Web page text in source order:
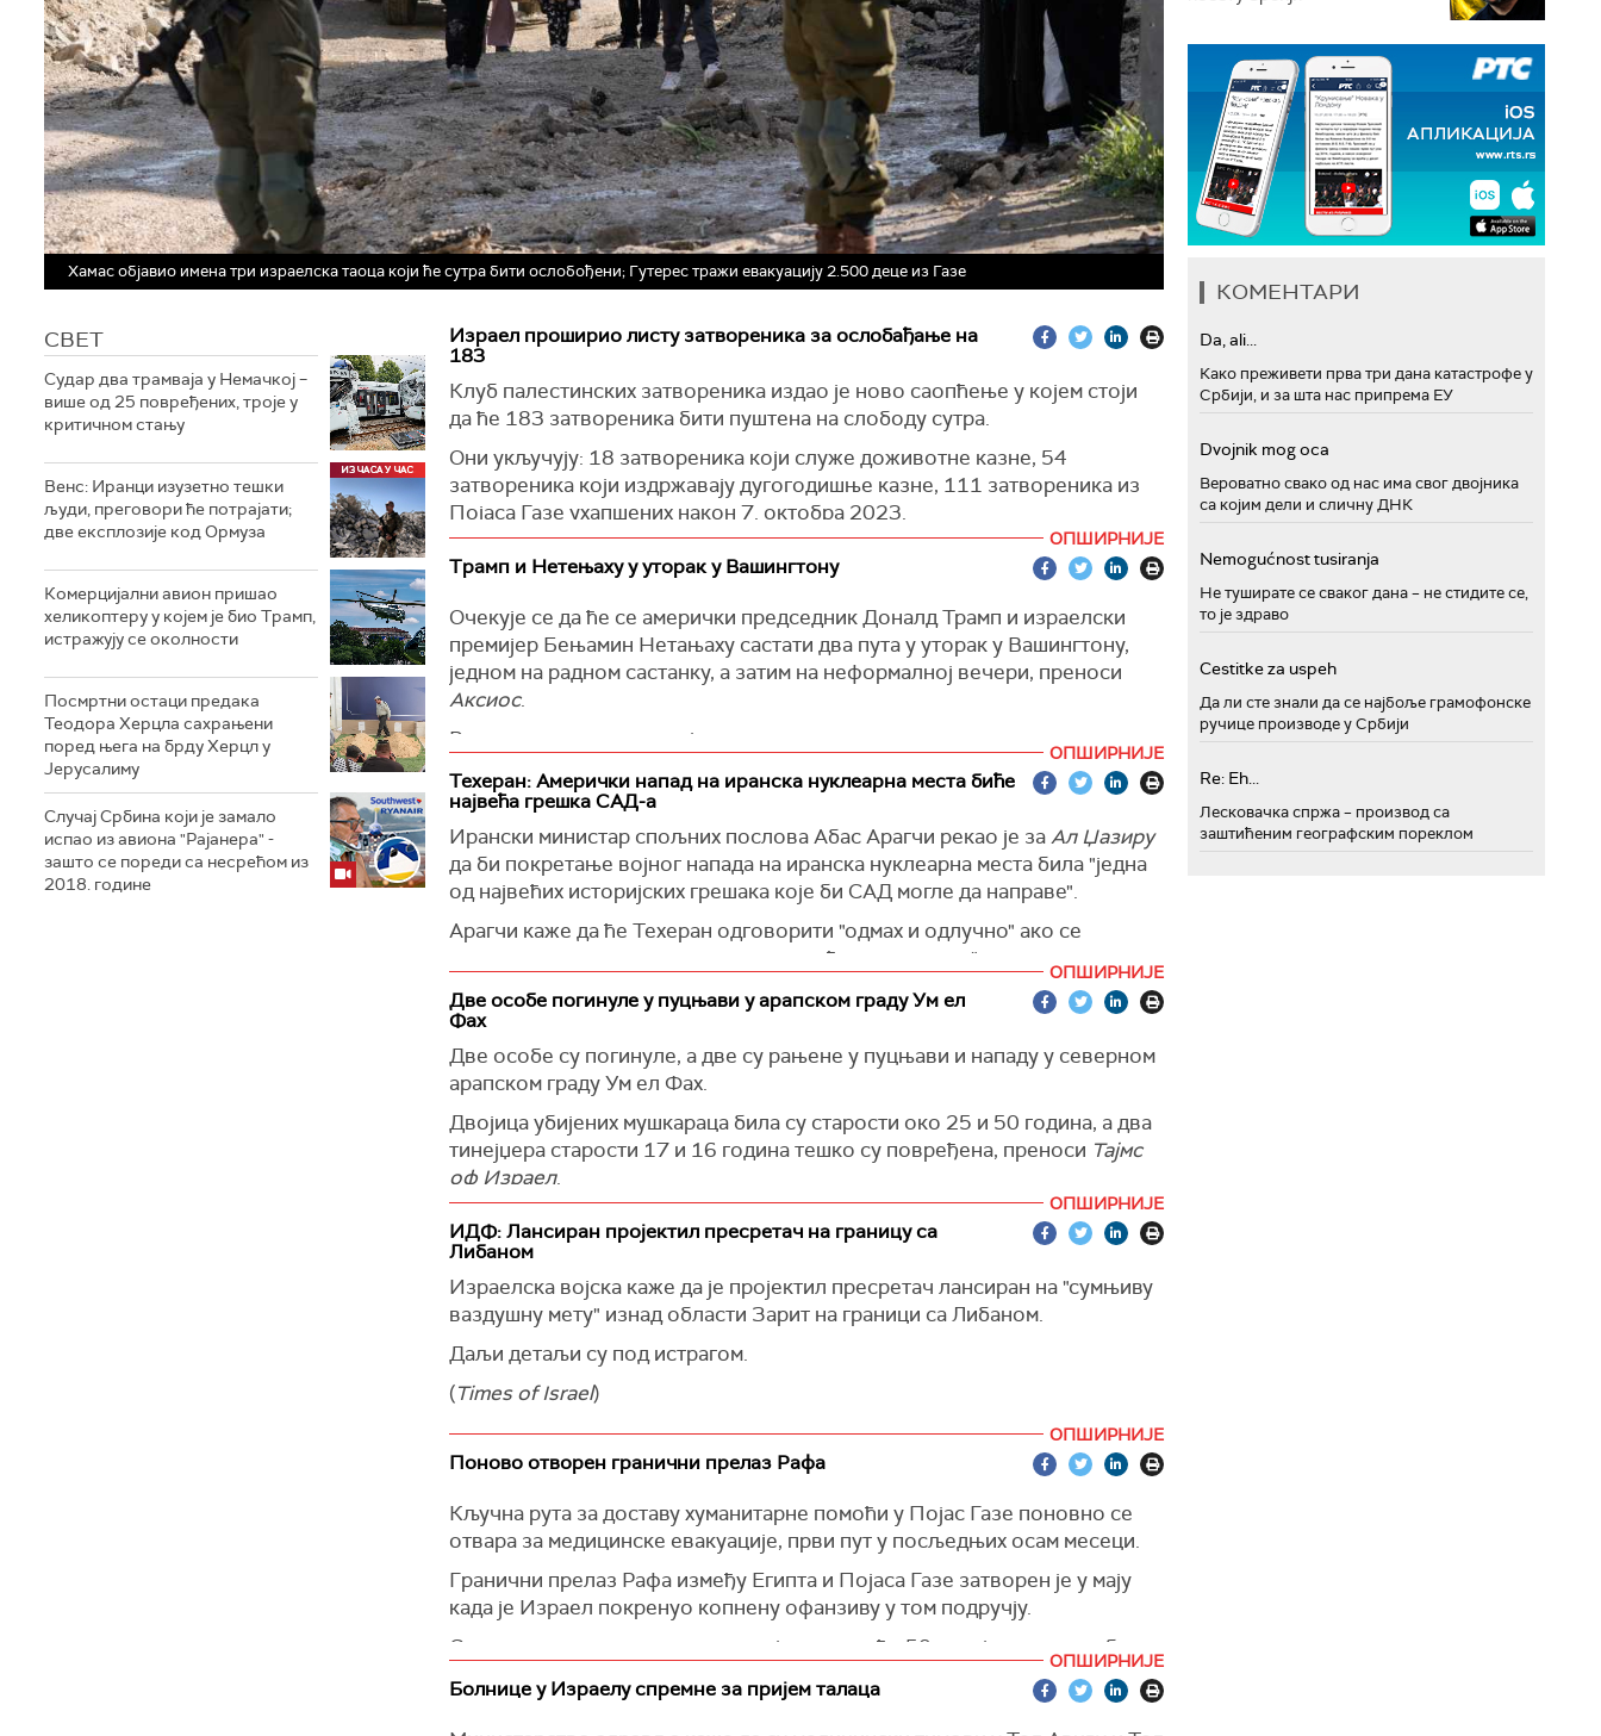
Хамас објавио имена три израелска таоца који ће сутра бити ослобођени; Гутерес тражи евакуацију 2.500 деце из Газе
СВЕТ
Судар два трамваја у Немачкој –
више од 25 повређених, троје у
критичном стању
Венс: Иранци изузетно тешки
људи, преговори ће потрајати;
две експлозије код Ормуза
Комерцијални авион пришао
хеликоптеру у којем је био Трамп,
истражују се околности
Посмртни остаци предака
Теодора Херцла сахрањени
поред њега на брду Херцл у
Јерусалиму
Случај Србина који је замало
испао из авиона "Рајанера" -
зашто се пореди са несрећом из
2018. године
Израел проширио листу затвореника за ослобађање на
183
Клуб палестинских затвореника издао је ново саопћење у којем стоји
да ће 183 затвореника бити пуштена на слободу сутра.
Они укључују: 18 затвореника који служе доживотне казне, 54
затвореника који издржавају дугогодишње казне, 111 затвореника из
Појаса Газе ухапшених након 7. октобра 2023.
ОПШИРНИЈЕ
Трамп и Нетењаху у уторак у Вашингтону
Очекује се да ће се амерички председник Доналд Трамп и израелски
премијер Бењамин Нетањаху састати два пута у уторак у Вашингтону,
једном на радном састанку, а затим на неформалној вечери, преноси
Аксиос.
Радни састанак се очекује око поднева по источном времену преноси
(Times of Israel)
ОПШИРНИЈЕ
Техеран: Амерички напад на иранска нуклеарна места биће
највећа грешка САД-а
Ирански министар спољних послова Абас Арагчи рекао је заАл Џазиру
да би покретање војног напада на иранска нуклеарна места била "једна
од највећих историјских грешака које би САД могле да направе".
Арагчи каже да ће Техеран одговорити "одмах и одлучно" ако се
нападну његова нуклеарна места, што ће довести до "потпуног рата у
(Times of Israel
ОПШИРНИЈЕ
Две особе погинуле у пуцњави у арапском граду Ум ел
Фах
Две особе су погинуле, а две су рањене у пуцњави и нападу у северном
арапском граду Ум ел Фах.
Двојица убијених мушкараца била су старости око 25 и 50 година, а два
тинејџера старости 17 и 16 година тешко су повређена, преноси Тајмс
оф Израел.
ОПШИРНИЈЕ
ИДФ: Лансиран пројектил пресретач на границу са
Либаном
Израелска војска каже да је пројектил пресретач лансиран на "сумњиву
ваздушну мету" изнад области Зарит на граници са Либаном.
Даљи детаљи су под истрагом.
(Times of Israel)
ОПШИРНИЈЕ
Поново отворен гранични прелаз Рафа
Кључна рута за доставу хуманитарне помоћи у Појас Газе поновно се
отвара за медицинске евакуације, први пут у посљедњих осам месеци.
Гранични прелаз Рафа између Египта и Појаса Газе затворен је у мају
када је Израел покренуо копнену офанзиву у том подручју.
Светска здравствена организација каже да ће 50 пацијената сутра бити
ОПШИРНИЈЕ
Болнице у Израелу спремне за пријем талаца
КОМЕНТАРИ
Da, ali...
Како преживети прва три дана катастрофе у
Србији, и за шта нас припрема ЕУ
Dvojnik mog oca
Вероватно свако од нас има свог двојника
са којим дели и сличну ДНК
Nemogućnost tusiranja
Не туширате се сваког дана – не стидите се,
то је здраво
Cestitke za uspeh
Да ли сте знали да се најбоље грамофонске
ручице производе у Србији
Re: Eh...
Лесковачка спржа – производ са
заштићеним географским пореклом